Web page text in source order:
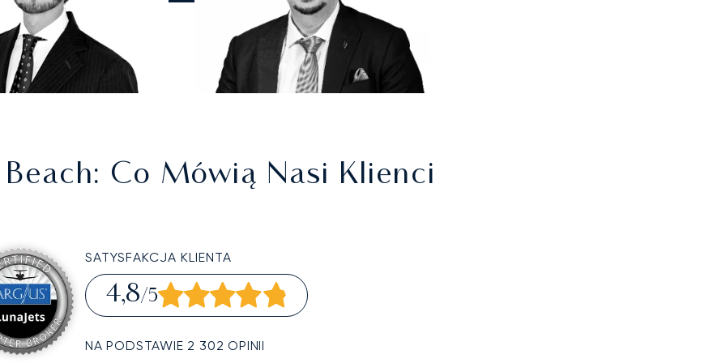
: Co Mówią Nasi Klienci
SATYSFAKCJA KLIENTA
4,8/5
NA PODSTAWIE 2 302 OPINII